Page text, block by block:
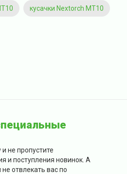
кусачки Nextorch MT10
не пропустите
и поступления новинок. А
отвлекать вас по